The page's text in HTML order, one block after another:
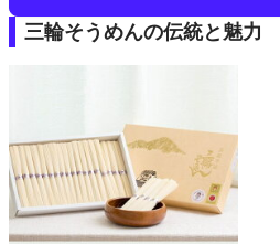
三輪そうめんの伝統と魅力